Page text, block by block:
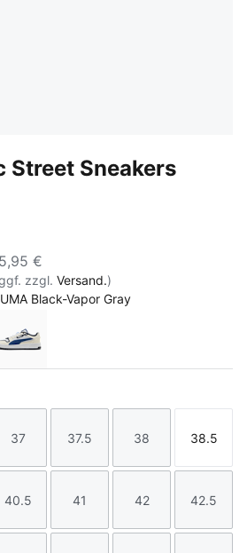
Street Sneakers
€
zzgl. Versand.)
Black-Vapor Gray
Black-Vapor Gray
Sandstone-Chocolate
PUMA White-Blue Jewel-Frosted
Größe
37
Größe
37.5
Größe
38
Größe
38.5
Größe
40.5
Größe
41
Größe
42
Größe
42.5